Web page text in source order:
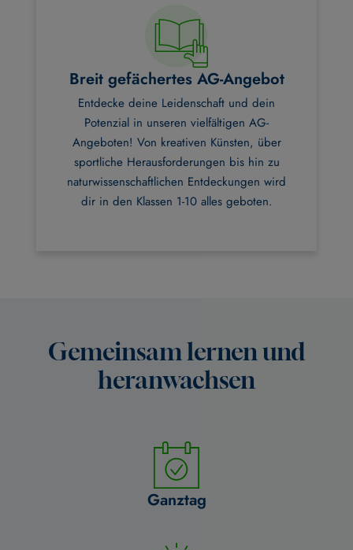
Breit gefächertes AG-Angebot
Entdecke deine Leidenschaft und dein
Potenzial in unseren vielfältigen AG-
Angeboten! Von kreativen Künsten, über
sportliche Herausforderungen bis hin zu
naturwissenschaftlichen Entdeckungen wird
dir in den Klassen 1-10 alles geboten.
Gemeinsam lernen und
heranwachsen
Ganztag